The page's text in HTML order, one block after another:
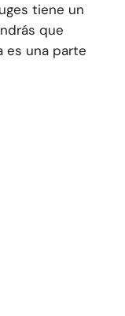
tiene un
que
es una parte